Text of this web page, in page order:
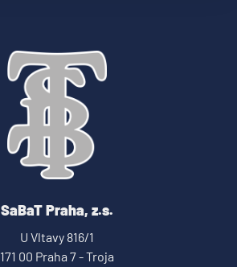
SaBaT Praha, z.s.
U Vltavy 816/1
171 00 Praha 7 - Troja